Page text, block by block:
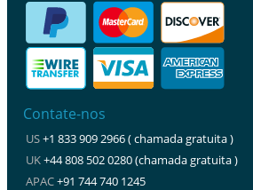
Contate-nos
US+1 833 909 2966 ( chamada gratuita )
UK+44 808 502 0280 (chamada gratuita )
APAC+91 744 740 1245